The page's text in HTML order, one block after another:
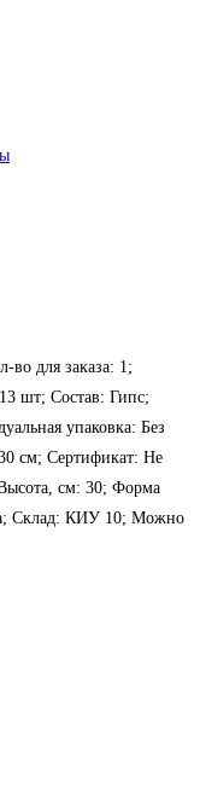
для заказа: 1;
шт; Состав: Гипс;
упаковка: Без
см; Сертификат: Не
см: 30; Форма
Склад: КИУ 10; Можно